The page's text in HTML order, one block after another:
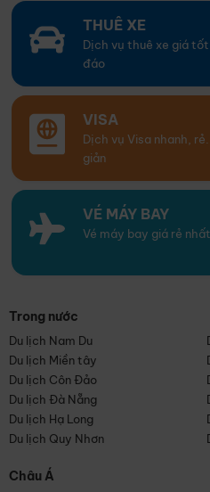
THUÊ XE
Dịch vụ thuê xe giá
đáo
VISA
Dịch vụ Visa nhanh,
giản
VÉ MÁY BAY
Vé máy bay giá rẻ
Trong nước
Du lịch Nam Du
Du lịch Miền tây
Du lịch Côn Đảo
Du lịch Đà Nẵng
Du lịch Hạ Long
Du lịch Quy Nhơn
Châu Á